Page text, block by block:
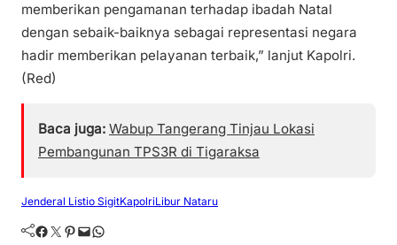
memberikan pengamanan terhadap ibadah Natal
dengan sebaik-baiknya sebagai representasi negara
hadir memberikan pelayanan terbaik,” lanjut Kapolri.
(Red)
Baca juga: Wabup Tangerang Tinjau Lokasi
Pembangunan TPS3R di Tigaraksa
Jenderal Listio SigitKapolriLibur Nataru
Facebook Twitter Pinterest Mail WhatsApp